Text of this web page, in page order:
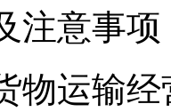
注意事项
物运输